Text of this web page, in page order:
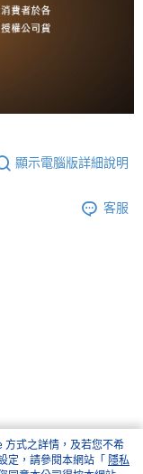
顯示電腦版詳細說明
客服
方式之詳情，及若您不希
定，請參閱本網站「 隱私